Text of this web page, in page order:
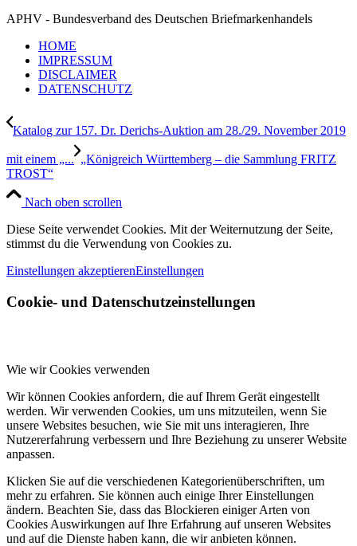
APHV - Bundesverband des Deutschen Briefmarkenhandels
HOME
IMPRESSUM
DISCLAIMER
DATENSCHUTZ
Katalog zur 157. Dr. Derichs-Auktion am 28./29. November 2019
mit einem „... „Königreich Württemberg – die Sammlung FRITZ
TROST“
Nach oben scrollen
Diese Seite verwendet Cookies. Mit der Weiternutzung der Seite,
stimmst du die Verwendung von Cookies zu.
Einstellungen akzeptierenEinstellungen
Cookie- und Datenschutzeinstellungen
Wie wir Cookies verwenden
Wir können Cookies anfordern, die auf Ihrem Gerät eingestellt
werden. Wir verwenden Cookies, um uns mitzuteilen, wenn Sie
unsere Websites besuchen, wie Sie mit uns interagieren, Ihre
Nutzererfahrung verbessern und Ihre Beziehung zu unserer Website
anpassen.
Klicken Sie auf die verschiedenen Kategorienüberschriften, um
mehr zu erfahren. Sie können auch einige Ihrer Einstellungen
ändern. Beachten Sie, dass das Blockieren einiger Arten von
Cookies Auswirkungen auf Ihre Erfahrung auf unseren Websites
und auf die Dienste haben kann, die wir anbieten können.